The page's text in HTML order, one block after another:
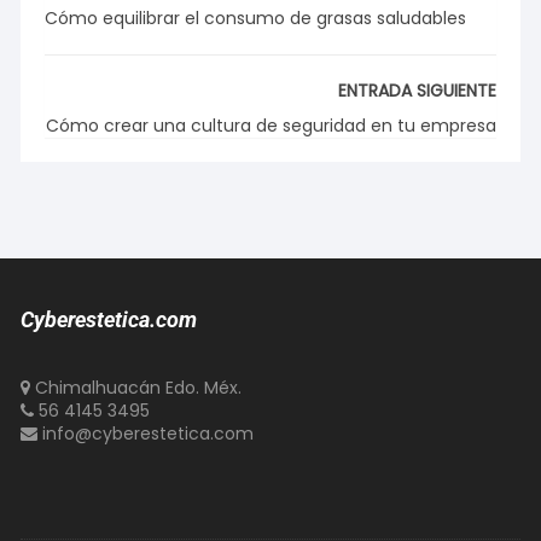
Cómo equilibrar el consumo de grasas saludables
ENTRADA SIGUIENTE
Cómo crear una cultura de seguridad en tu empresa
Cyberestetica.com
Chimalhuacán Edo. Méx.
56 4145 3495
info@cyberestetica.com